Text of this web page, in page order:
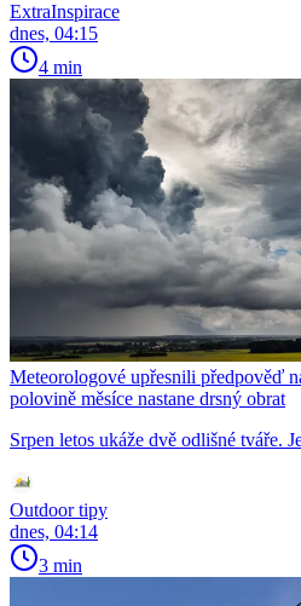
ExtraInspirace
dnes, 04:15
4 min
Meteorologové upřesnili předpověď
polovině měsíce nastane drsný obrat
Srpen letos ukáže dvě odlišné tváře.
Outdoor tipy
dnes, 04:14
3 min